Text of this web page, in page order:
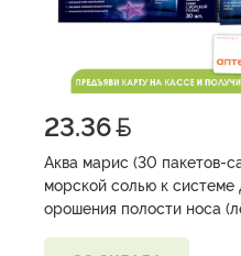
23.36
Аква марис (30 пакетов-
морской солью к системе
орошения полости носа